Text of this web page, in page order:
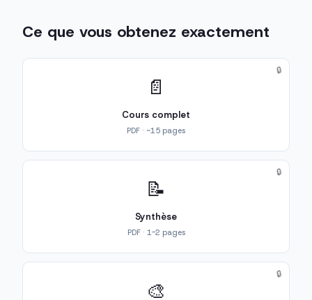
Ce que vous obtenez exactement
📄
Cours complet
PDF · ~15 pages
🔒
📝
Synthèse
PDF · 1-2 pages
🔒
🎨
🔒